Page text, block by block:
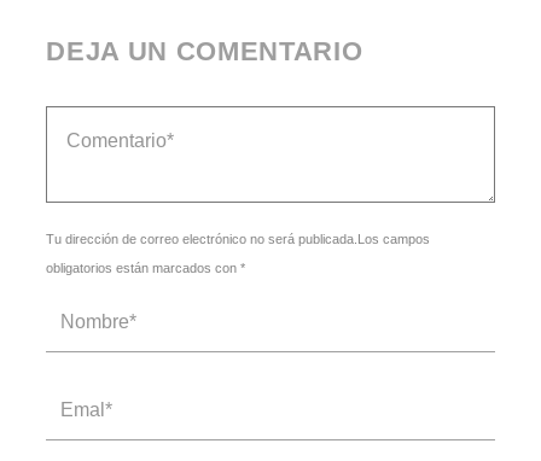
DEJA UN COMENTARIO
Tu dirección de correo electrónico no será publicada.Los campos
obligatorios están marcados con *